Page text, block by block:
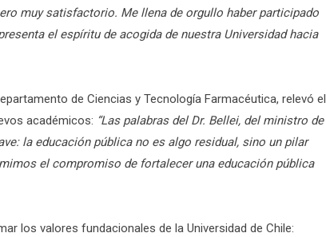
muy satisfactorio. Me llena de orgullo haber participado
el espíritu de acogida de nuestra Universidad hacia
de Ciencias y Tecnología Farmacéutica, relevó el
académicos: “Las palabras del Dr. Bellei, del ministro de
la educación pública no es algo residual, sino un pilar
el compromiso de fortalecer una educación pública
los valores fundacionales de la Universidad de Chile: